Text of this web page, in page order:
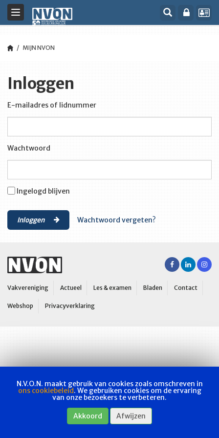
Toggle
navigation
MIJN NVON
Inloggen
E-mailadres of lidnummer
Wachtwoord
Ingelogd blijven
Inloggen Wachtwoord vergeten?
Vakvereniging Actueel Les & examen Bladen Contact
Webshop Privacyverklaring
N.V.O.N. maakt gebruik van cookies zoals omschreven in
ons cookiebeleid. We gebruiken cookies om de ervaring
van onze bezoekers te verbeteren.
Akkoord Afwijzen